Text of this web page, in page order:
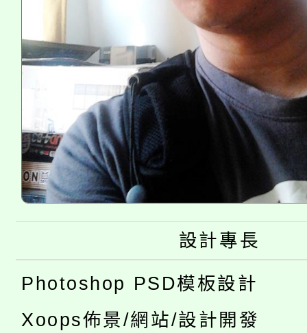
設計專長
Photoshop PSD模板設計
Xoops佈景/網站/設計開發